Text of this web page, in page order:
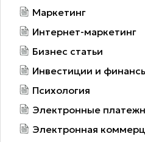
Маркетинг
Интернет-маркетинг
Бизнес статьи
Инвестиции и
Психология
Электронные
Электронная